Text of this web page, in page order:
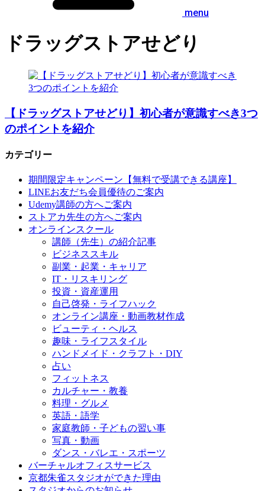
menu
ドラッグストアせどり
【ドラッグストアせどり】初心者が意識すべき3つ
のポイントを紹介
カテゴリー
期間限定キャンペーン【無料で受講できる講座】
LINEお友だち会員優待のご案内
Udemy講師の方へご案内
ストアカ先生の方へご案内
オンラインスクール
講師（先生）の紹介記事
ビジネススキル
副業・起業・キャリア
IT・リスキリング
投資・資産運用
自己啓発・ライフハック
オンライン講座・動画教材作成
ビューティ・ヘルス
趣味・ライフスタイル
ハンドメイド・クラフト・DIY
占い
フィットネス
カルチャー・教養
料理・グルメ
英語・語学
家庭教師・子どもの習い事
写真・動画
ダンス・バレエ・スポーツ
バーチャルオフィスサービス
京都朱雀スタジオができた理由